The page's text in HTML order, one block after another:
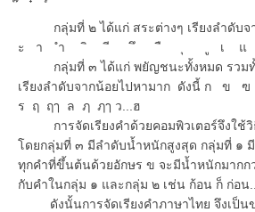
กลุ่มที่ ๒ ได้แก่ สระต่างๆ เรียงลำดับจา
ะ า ำ ิ ี ึ ื ุ ู เ แ โ ใ
กลุ่มที่ ๓ ได้แก่ พยัญชนะทั้งหมด รว
เรียงลำดับจากน้อยไปหามาก ดังนี้ ก
ร ฤ ฤๅ ล ฦ ฦๅ ว...ฮ
การจัดเรียงคำด้วยคอมพิวเตอร์จึงใช้วิ
โดยกลุ่มที่ ๓ มีลำดับน้ำหนักสูงสุด กลุ่มที่ ๑
ทุกคำที่ขึ้นต้นด้วยอักษร ข จะมีน้ำหนักมากก
กับคำในกลุ่ม ๑ และกลุ่ม ๒ เช่น ก้อน ก็ ก่อน...
ดังนั้นการจัดเรียงคำภาษาไทย จึงเป็น